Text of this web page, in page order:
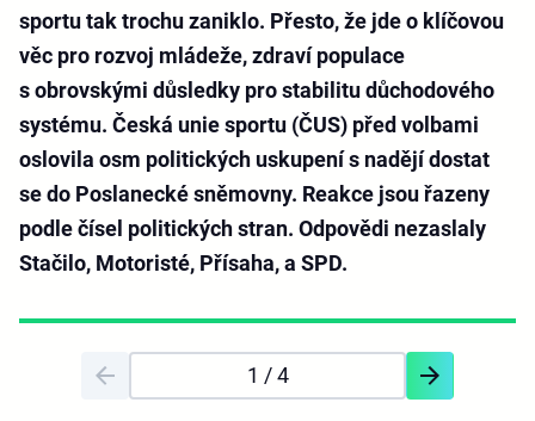
sportu tak trochu zaniklo. Přesto, že jde o klíčovou
věc pro rozvoj mládeže, zdraví populace
s obrovskými důsledky pro stabilitu důchodového
systému. Česká unie sportu (ČUS) před volbami
oslovila osm politických uskupení s nadějí dostat
se do Poslanecké sněmovny. Reakce jsou řazeny
podle čísel politických stran. Odpovědi nezaslaly
Stačilo, Motoristé, Přísaha, a SPD.
1 / 4